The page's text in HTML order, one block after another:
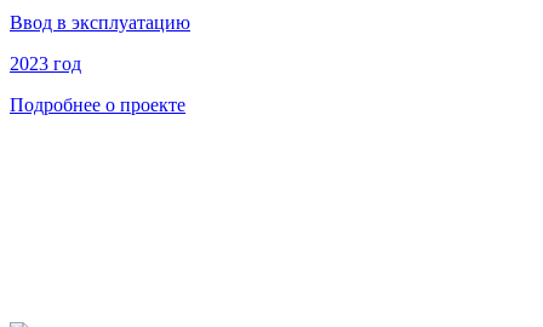
Ввод в эксплуатацию
2023 год
Подробнее о проекте